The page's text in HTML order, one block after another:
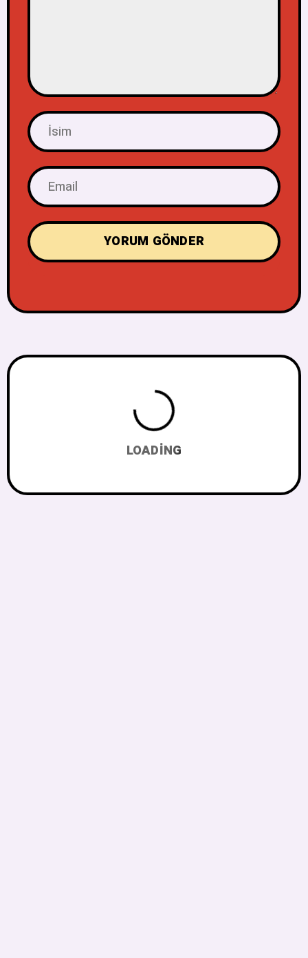
LOADING